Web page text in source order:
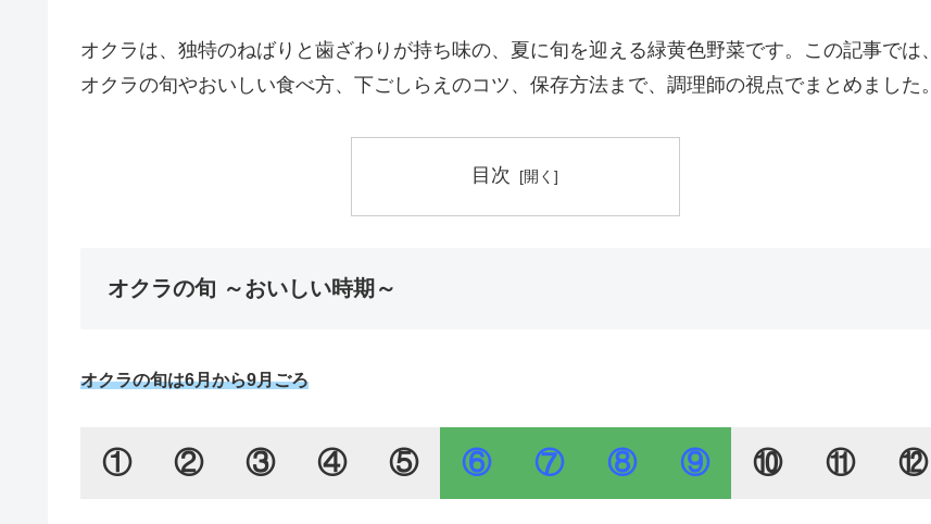
オクラは、独特のねばりと歯ざわりが持ち味の、夏に旬を迎える緑黄色野菜です。この記事では、
オクラの旬やおいしい食べ方、下ごしらえのコツ、保存方法まで、調理師の視点でまとめました。
目次
オクラの旬 ～おいしい時期～
オクラの旬は6月から9月ごろ
① ② ③ ④ ⑤ ⑥ ⑦ ⑧ ⑨ ⑩ ⑪ ⑫